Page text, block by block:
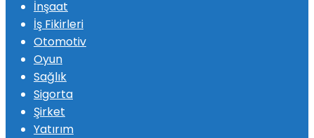
İnşaat
İş Fikirleri
Otomotiv
Oyun
Sağlık
Sigorta
Şirket
Yatırım